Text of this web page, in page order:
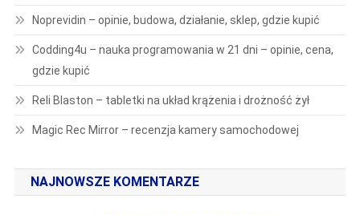
Noprevidin – opinie, budowa, działanie, sklep, gdzie kupić
Codding4u – nauka programowania w 21 dni – opinie, cena,
gdzie kupić
Reli Blaston – tabletki na układ krążenia i drożność żył
Magic Rec Mirror – recenzja kamery samochodowej
NAJNOWSZE KOMENTARZE